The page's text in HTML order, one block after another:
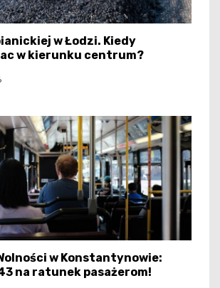
w Łodzi. Kiedy
w kierunku centrum?
w Konstantynowie:
na ratunek pasażerom!